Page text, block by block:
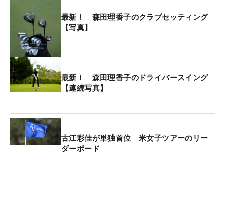
ス”を崩さない二人の姿にも感銘を受けた。
森田が10代、20代前半のときと比べると「（二人
は）堂々としている。（私が）若いときはもうビビ
リ倒していたから（笑）」と、明かした。「昔、私
がやっているときは多分バチバチだったかもしれな
ツアー会場の雰囲気に変化も感じていた。
6年ぶりのツアー会場には森田が知らない若手の選
最新！ 森田理香子のクラブセッティング
【写真】
最新！ 森田理香子のドライバースイング
【連続写真】
古江彩佳が単独首位 米女子ツアーのリー
ダーボード